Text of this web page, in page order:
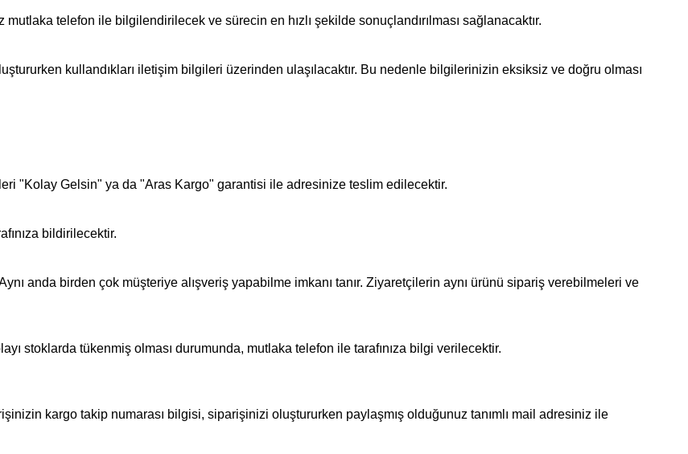
telefon ile bilgilendirilecek ve sürecin en hızlı şekilde sonuçlandırılması sağlanacaktır.
kullandıkları iletişim bilgileri üzerinden ulaşılacaktır. Bu nedenle bilgilerinizin eksiksiz ve doğru olması
"Kolay Gelsin" ya da "Aras Kargo" garantisi ile adresinize teslim edilecektir.
bildirilecektir.
anda birden çok müşteriye alışveriş yapabilme imkanı tanır. Ziyaretçilerin aynı ürünü sipariş verebilmeleri ve
stoklarda tükenmiş olması durumunda, mutlaka telefon ile tarafınıza bilgi verilecektir.
kargo takip numarası bilgisi, siparişinizi oluştururken paylaşmış olduğunuz tanımlı mail adresiniz ile